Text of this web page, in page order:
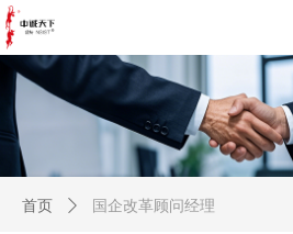
首页 ꄲ 国企改革顾问经理